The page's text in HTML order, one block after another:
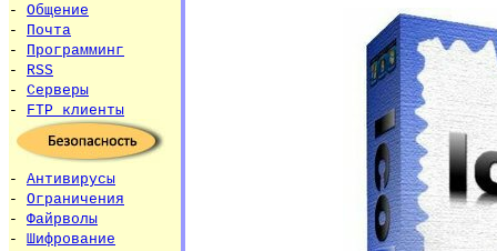
- Общение
- Почта
- Программинг
- RSS
- Серверы
- FTP клиенты
- Антивирусы
- Ограничения
- Файрволы
- Шифрование